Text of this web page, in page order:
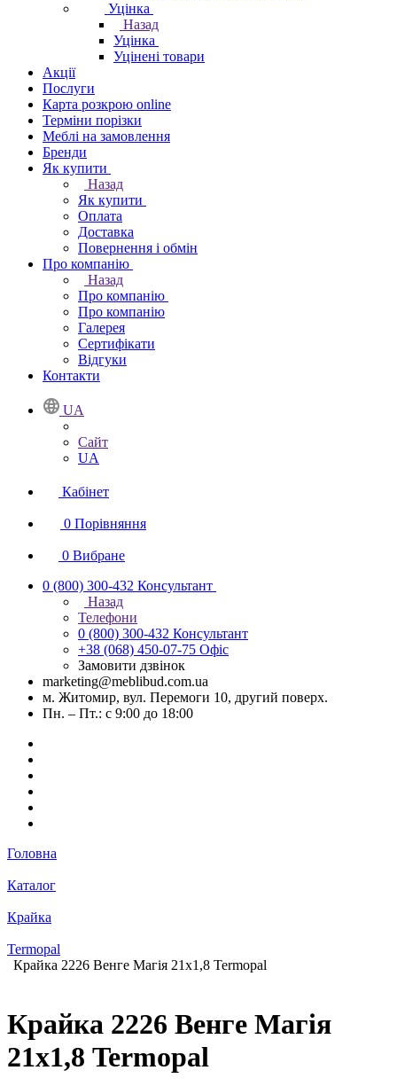
Уцінка
Назад
Уцінка
Уцінені товари
Акції
Послуги
Карта розкрою online
Терміни порізки
Меблі на замовлення
Бренди
Як купити
Назад
Як купити
Оплата
Доставка
Повернення і обмін
Про компанію
Назад
Про компанію
Про компанію
Галерея
Сертифікати
Відгуки
Контакти
UA
Сайт
UA
Кабінет
0 Порівняння
0 Вибране
0 (800) 300-432 Консультант
Назад
Телефони
0 (800) 300-432 Консультант
+38 (068) 450-07-75 Офіс
Замовити дзвінок
marketing@meblibud.com.ua
м. Житомир, вул. Перемоги 10, другий поверх.
Пн. – Пт.: с 9:00 до 18:00
Головна
Каталог
Крайка
Termopal
Крайка 2226 Венге Магія 21х1,8 Termopal
Крайка 2226 Венге Магія
21х1,8 Termopal